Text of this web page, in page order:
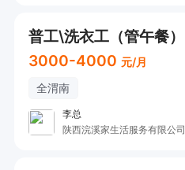
普工\洗衣工（管午餐）
3000-4000 元/月
全渭南
李总
陕西浣溪家生活服务有限公司